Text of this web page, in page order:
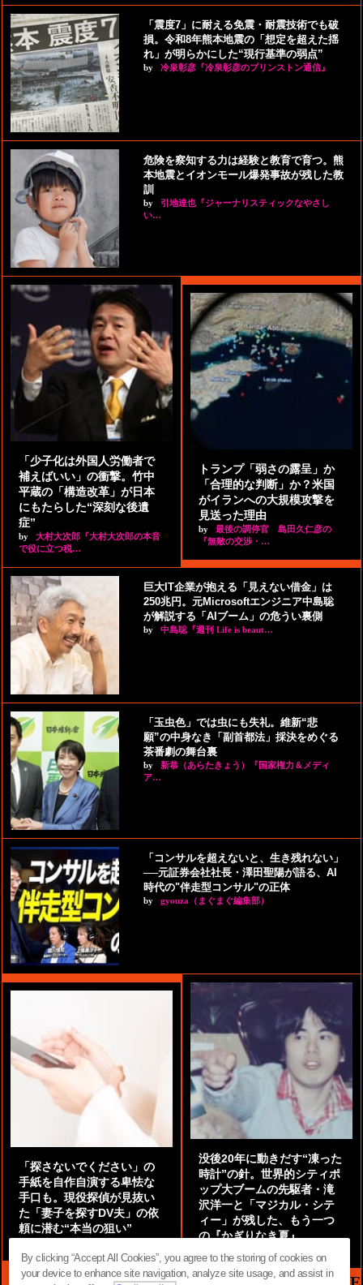
「震度7」に耐える免震・耐震技術でも破
損。令和8年熊本地震の「想定を超えた揺
れ」が明らかにした“現行基準の弱点”
by 冷泉彰彦『冷泉彰彦のプリンストン通信』
危険を察知する力は経験と教育で育つ。熊
本地震とイオンモール爆発事故が残した教
訓
by
引地達也『ジャーナリスティックなやさし
い…
「少子化は外国人労働者で
補えばいい」の衝撃。竹中
平蔵の「構造改革」が日本
にもたらした“深刻な後遺
症”
by
大村大次郎『大村大次郎の本音
で役に立つ税…
トランプ「弱さの露呈」か
「合理的な判断」か？米国
がイランへの大規模攻撃を
見送った理由
by
最後の調停官 島田久仁彦の
『無敵の交渉・…
巨大IT企業が抱える「見えない借金」は
250兆円。元Microsoftエンジニア中島聡
が解説する「AIブーム」の危うい裏側
by 中島聡『週刊 Life is beaut…
「玉虫色」では虫にも失礼。維新“悲
願”の中身なき「副首都法」採決をめぐる
茶番劇の舞台裏
by
新恭（あらたきょう）『国家権力＆メディ
ア…
「コンサルを超えないと、生き残れない」
──元証券会社社長・澤田聖陽が語る、AI
時代の"伴走型コンサル"の正体
by gyouza（まぐまぐ編集部）
「探さないでください」の
手紙を自作自演する卑怯な
手口も。現役探偵が見抜い
た「妻子を探すDV夫」の依
頼に潜む“本当の狙い”
没後20年に動きだす“凍った
時計”の針。世界的シティポ
ップ大ブームの先駆者・滝
沢洋一と「マジカル・シテ
ィー」が残した、もう一つ
の『かぎりなき夏』
By clicking “Accept All Cookies”, you agree to the storing of cookies on
your device to enhance site navigation, analyze site usage, and assist in